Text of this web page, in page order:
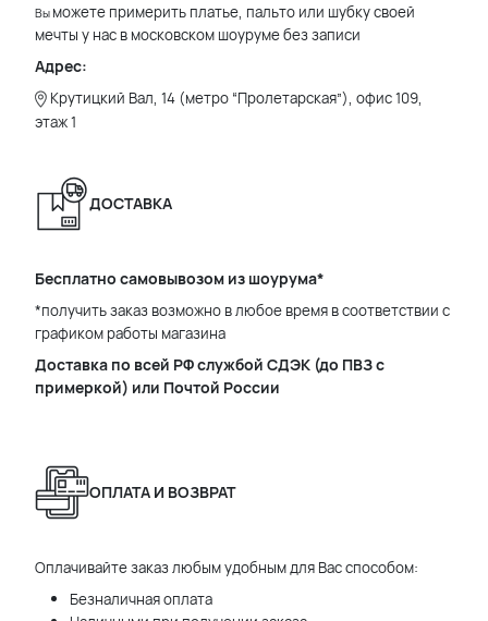
Вы можете примерить платье, пальто или шубку своей
мечты у нас в московском шоуруме без записи
Адрес:
Крутицкий Вал, 14 (метро “Пролетарская”), офис 109,
этаж 1
ДОСТАВКА
Бесплатно самовывозом из шоурума*
*получить заказ возможно в любое время в соответствии с
графиком работы магазина
Доставка по всей РФ службой СДЭК (до ПВЗ с
примеркой) или Почтой России
ОПЛАТА И ВОЗВРАТ
Оплачивайте заказ любым удобным для Вас способом:
Безналичная оплата